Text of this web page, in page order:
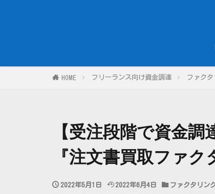
HOME フリーランス向け資金調達 ファク
【受注段階で資金
『注文書買取ファク
2022年5月1日 2022年6月4日 ファクタリン